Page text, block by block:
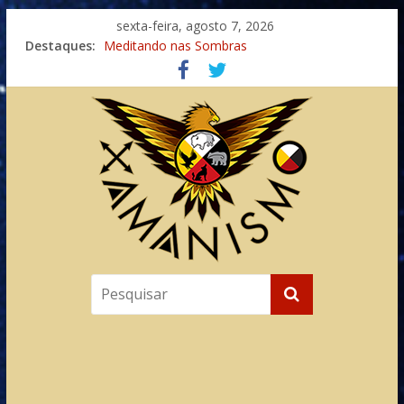
sexta-feira, agosto 7, 2026
Destaques: Meditando nas Sombras
Autosuficiência: A Jornada do Espírito Ancestral
Xamanismo Universal
Totens – Caminho Espiritual – Crescimento
Imaginação na Cura